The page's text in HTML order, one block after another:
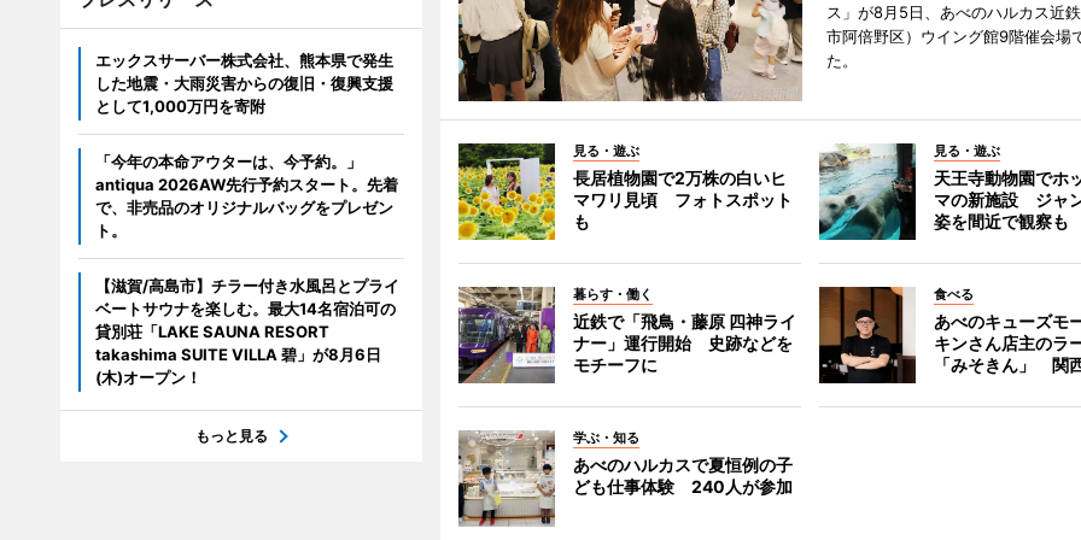
ス」が8月5日、あべのハルカス近
市阿倍野区）ウイング館9階催会場
た。
見る・遊ぶ
長居植物園で2万株の白いヒ
マワリ見頃 フォトスポット
も
見る・遊ぶ
天王寺動物園でホ
マの新施設 ジャ
姿を間近で観察も
暮らす・働く
近鉄で「飛鳥・藤原 四神ライ
ナー」運行開始 史跡などを
モチーフに
食べる
あべのキューズモ
キンさん店主のラ
「みそきん」 関
学ぶ・知る
あべのハルカスで夏恒例の子
ども仕事体験 240人が参加
エックスサーバー株式会社、熊本県で発生
した地震・大雨災害からの復旧・復興支援
として1,000万円を寄附
「今年の本命アウターは、今予約。」
antiqua 2026AW先行予約スタート。先着
で、非売品のオリジナルバッグをプレゼン
ト。
【滋賀/高島市】チラー付き水風呂とプライ
ベートサウナを楽しむ。最大14名宿泊可の
貸別荘「LAKE SAUNA RESORT
takashima SUITE VILLA 碧」が8月6日
(木)オープン！
もっと見る